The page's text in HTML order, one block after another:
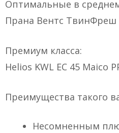
Оптимальные в
Прана Вентс ТвинФреш
Премиум класса:
Helios KWL EC 45 Maico
Преимущества такого
Несомненным